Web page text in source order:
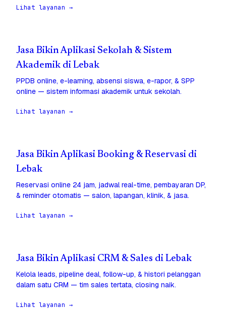
Lihat layanan →
Jasa Bikin Aplikasi Sekolah & Sistem
Akademik di Lebak
PPDB online, e-learning, absensi siswa, e-rapor, & SPP
online — sistem informasi akademik untuk sekolah.
Lihat layanan →
Jasa Bikin Aplikasi Booking & Reservasi di
Lebak
Reservasi online 24 jam, jadwal real-time, pembayaran DP,
& reminder otomatis — salon, lapangan, klinik, & jasa.
Lihat layanan →
Jasa Bikin Aplikasi CRM & Sales di Lebak
Kelola leads, pipeline deal, follow-up, & histori pelanggan
dalam satu CRM — tim sales tertata, closing naik.
Lihat layanan →